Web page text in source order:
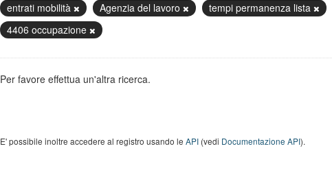
entrati mobilità
Agenzia del lavoro tempi permanenza lista
4406 occupazione
Per favore effettua un'altra ricerca.
E' possibile inoltre accedere al registro usando le API(vedi Documentazione API).